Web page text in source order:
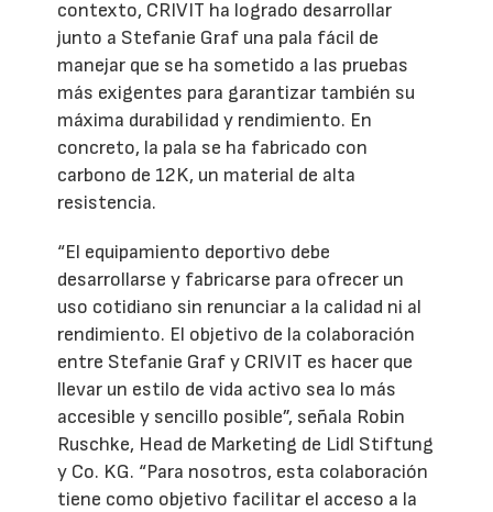
contexto, CRIVIT ha logrado desarrollar
junto a Stefanie Graf una pala fácil de
manejar que se ha sometido a las pruebas
más exigentes para garantizar también su
máxima durabilidad y rendimiento. En
concreto, la pala se ha fabricado con
carbono de 12K, un material de alta
resistencia.
“El equipamiento deportivo debe
desarrollarse y fabricarse para ofrecer un
uso cotidiano sin renunciar a la calidad ni al
rendimiento. El objetivo de la colaboración
entre Stefanie Graf y CRIVIT es hacer que
llevar un estilo de vida activo sea lo más
accesible y sencillo posible”, señala Robin
Ruschke, Head de Marketing de Lidl Stiftung
y Co. KG. “Para nosotros, esta colaboración
tiene como objetivo facilitar el acceso a la